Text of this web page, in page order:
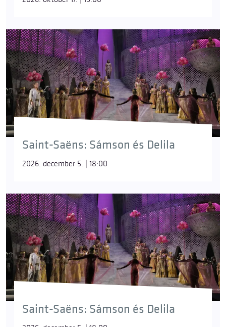
Saint-Saëns: Sámson és Delila
2026. december 5. | 18:00
Saint-Saëns: Sámson és Delila